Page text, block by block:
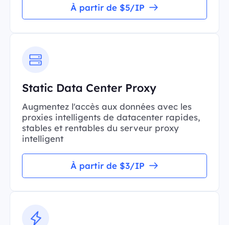
À partir de $5/IP
Static Data Center Proxy
Augmentez l'accès aux données avec les
proxies intelligents de datacenter rapides,
stables et rentables du serveur proxy
intelligent
À partir de $3/IP